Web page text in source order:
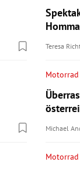
Teresa
Motorrad
Michael
Motorrad